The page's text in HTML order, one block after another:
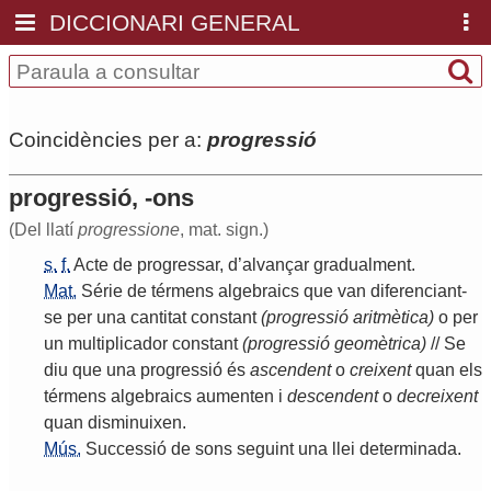
DICCIONARI GENERAL
Coincidències per a: progressió
progressió, -ons
(Del llatí progressione, mat. sign.)
s. f. Acte de progressar, d’alvançar gradualment.
Mat. Série de térmens algebraics que van diferenciant-
se per una cantitat constant (progressió aritmètica) o per
un multiplicador constant (progressió geomètrica) // Se
diu que una progressió és ascendent o creixent quan els
térmens algebraics aumenten i descendent o decreixent
quan disminuixen.
Mús. Successió de sons seguint una llei determinada.